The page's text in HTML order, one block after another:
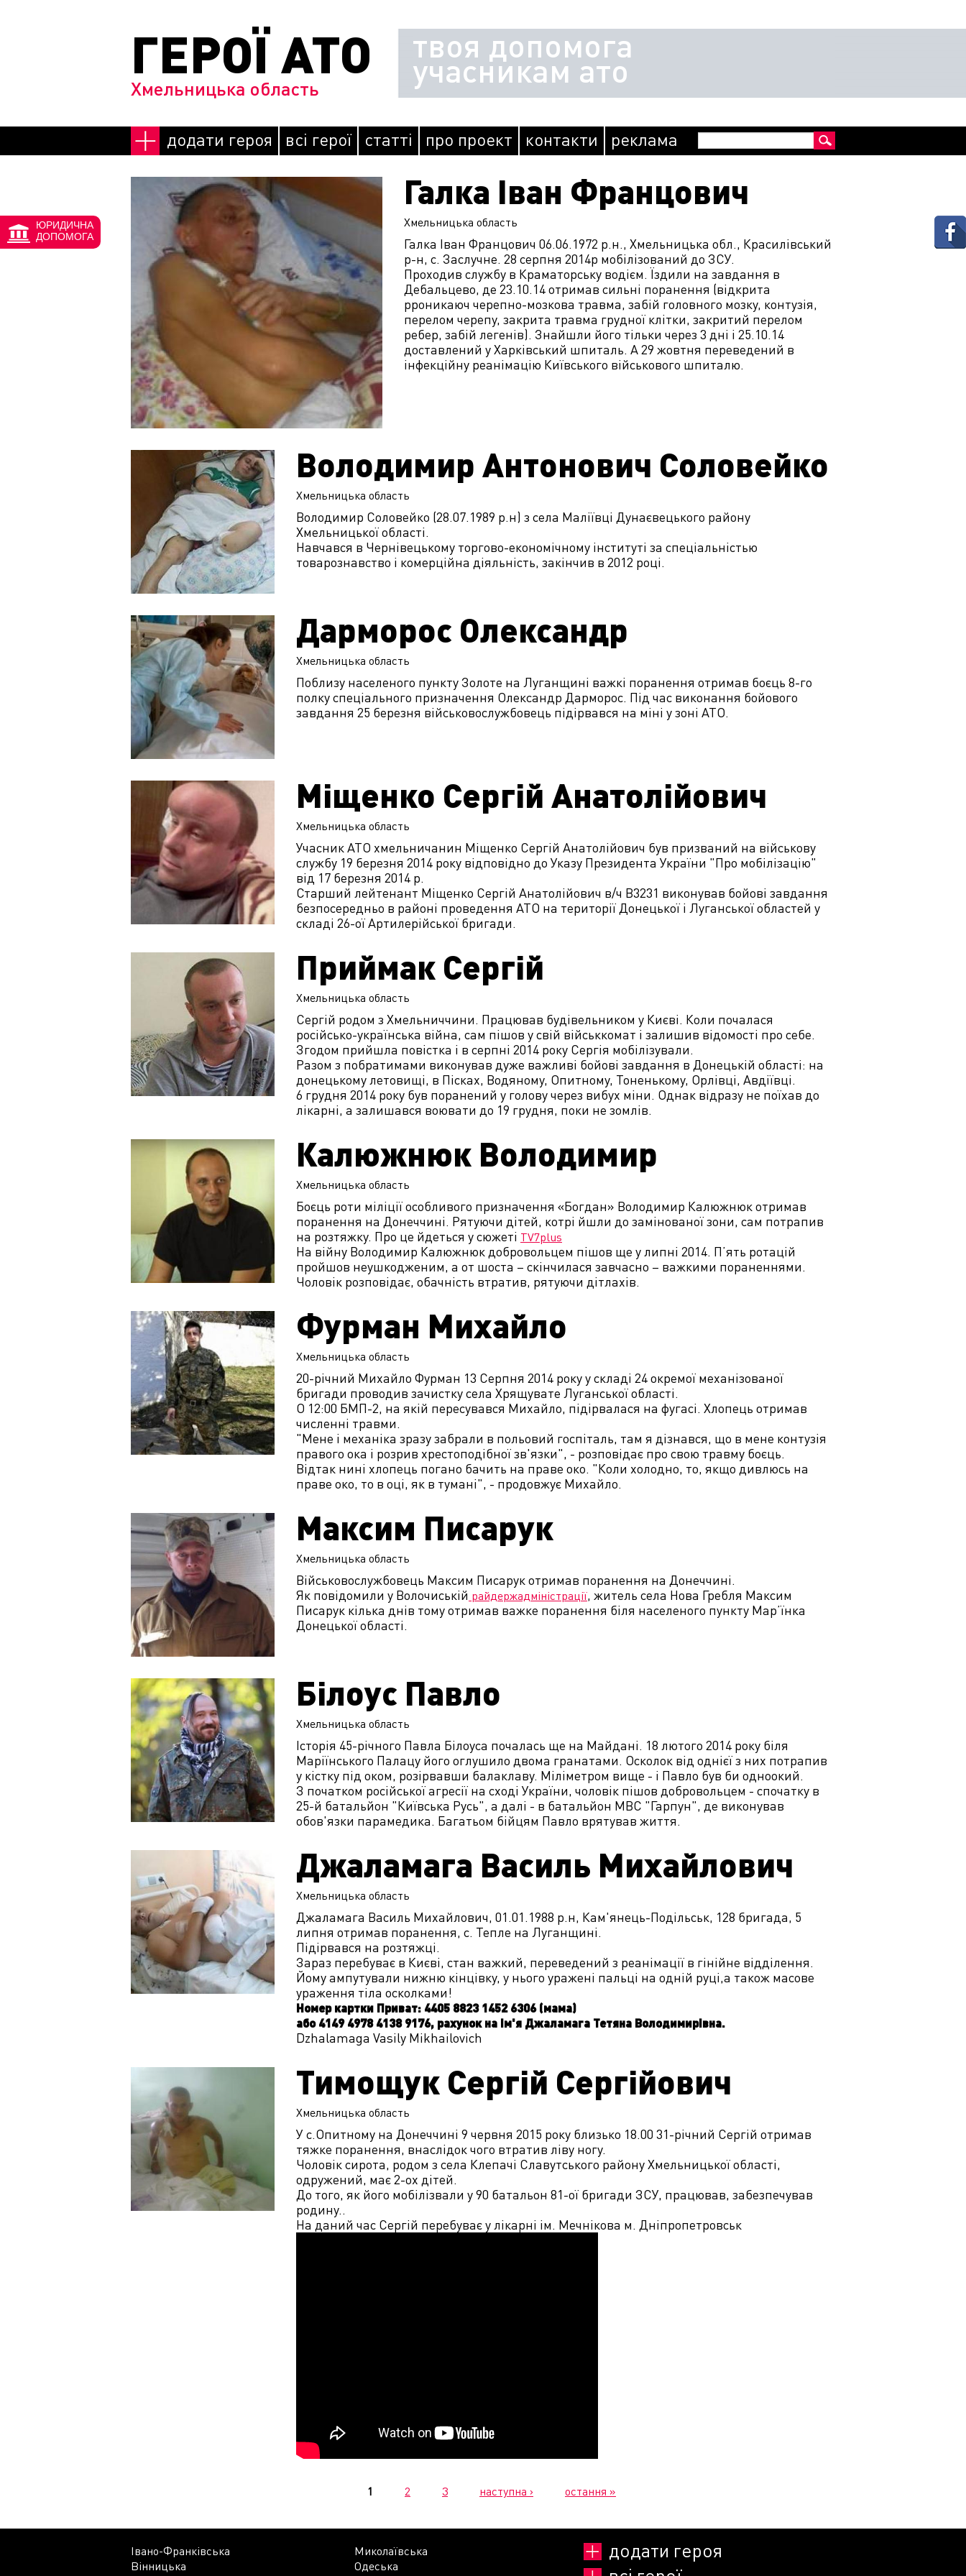
ГЕРОЇ АТО
Хмельницька область
твоя допомога
учасникам ато
додати героя всі герої статті про проект контакти реклама Пошукова
форма
Галка Іван Францович
Хмельницька область
Галка Іван Францович 06.06.1972 р.н., Хмельницька обл., Красилівський
р-н, с. Заслучне. 28 серпня 2014р мобілізований до ЗСУ.
Проходив службу в Краматорську водієм. Їздили на завдання в
Дебальцево, де 23.10.14 отримав сильні поранення (відкрита
рроникаюч черепно-мозкова травма, забій головного мозку, контузія,
перелом черепу, закрита травма грудної клітки, закритий перелом
ребер, забій легенів). Знайшли його тільки через 3 дні і 25.10.14
доставлений у Харківський шпиталь. А 29 жовтня переведений в
інфекційну реанімацію Київського військового шпиталю.
Володимир Антонович Соловейко
Хмельницька область
Володимир Соловейко (28.07.1989 р.н) з села Маліївці Дунаєвецького району
Хмельницької області.
Навчався в Чернівецькому торгово-економічному інституті за спеціальністью
товарознавство і комерційна діяльність, закінчив в 2012 році.
Дарморос Олександр
Хмельницька область
Поблизу населеного пункту Золоте на Луганщині важкі поранення отримав боєць 8-го
полку спеціального призначення Олександр Дарморос. Під час виконання бойового
завдання 25 березня військовослужбовець підірвався на міні у зоні АТО.
Міщенко Сергій Анатолійович
Хмельницька область
Учасник АТО хмельничанин Міщенко Сергій Анатолійович був призваний на військову
службу 19 березня 2014 року відповідно до Указу Президента України "Про мобілізацію"
від 17 березня 2014 р.
Старший лейтенант Міщенко Сергій Анатолійович в/ч В3231 виконував бойові завдання
безпосередньо в районі проведення АТО на території Донецької і Луганської областей у
складі 26-ої Артилерійської бригади.
Приймак Сергій
Хмельницька область
Сергій родом з Хмельниччини. Працював будівельником у Києві. Коли почалася
російсько-українська війна, сам пішов у свій військкомат і залишив відомості про себе.
Згодом прийшла повістка і в серпні 2014 року Сергія мобілізували.
Разом з побратимами виконував дуже важливі бойові завдання в Донецькій області: на
донецькому летовищі, в Пісках, Водяному, Опитному, Тоненькому, Орлівці, Авдіївці.
6 грудня 2014 року був поранений у голову через вибух міни. Однак відразу не поїхав до
лікарні, а залишався воювати до 19 грудня, поки не зомлів.
Калюжнюк Володимир
Хмельницька область
Боєць роти міліції особливого призначення «Богдан» Володимир Калюжнюк отримав
поранення на Донеччині. Рятуючи дітей, котрі йшли до замінованої зони, сам потрапив
на розтяжку. Про це йдеться у сюжеті TV7plus
На війну Володимир Калюжнюк добровольцем пішов ще у липні 2014. П’ять ротацій
пройшов неушкодженим, а от шоста – скінчилася завчасно – важкими пораненнями.
Чоловік розповідає, обачність втратив, рятуючи дітлахів.
Фурман Михайло
Хмельницька область
20-річний Михайло Фурман 13 Серпня 2014 року у складі 24 окремої механізованої
бригади проводив зачистку села Хрящувате Луганської області.
О 12:00 БМП-2, на якій пересувався Михайло, підірвалася на фугасі. Хлопець отримав
численні травми.
"Мене і механіка зразу забрали в польовий госпіталь, там я дізнався, що в мене контузія
правого ока і розрив хрестоподібної зв'язки", - розповідає про свою травму боєць.
Відтак нині хлопець погано бачить на праве око. "Коли холодно, то, якщо дивлюсь на
праве око, то в оці, як в тумані", - продовжує Михайло.
Максим Писарук
Хмельницька область
Військовослужбовець Максим Писарук отримав поранення на Донеччині.
Як повідомили у Волочиській райдержадміністрації, житель села Нова Гребля Максим
Писарук кілька днів тому отримав важке поранення біля населеного пункту Мар’їнка
Донецької області.
Білоус Павло
Хмельницька область
Історія 45-річного Павла Білоуса почалась ще на Майдані. 18 лютого 2014 року біля
Маріїнського Палацу його оглушило двома гранатами. Осколок від однієї з них потрапив
у кістку під оком, розірвавши балаклаву. Міліметром вище - і Павло був би одноокий.
З початком російської агресії на сході України, чоловік пішов добровольцем - спочатку в
25-й батальйон "Київська Русь", а далі - в батальйон МВС "Гарпун", де виконував
обов'язки парамедика. Багатьом бійцям Павло врятував життя.
Джаламага Василь Михайлович
Хмельницька область
Джаламага Василь Михайлович, 01.01.1988 р.н, Кам'янець-Подільськ, 128 бригада, 5
липня отримав поранення, с. Тепле на Луганщині.
Підірвався на розтяжці.
Зараз перебуває в Києві, стан важкий, переведений з реанімації в гінійне відділення.
Йому ампутували нижню кінцівку, у нього уражені пальці на одній руці,а також масове
ураження тіла осколками!
Номер картки Приват: 4405 8823 1452 6306 (мама)
або 4149 4978 4138 9176, рахунок на ім'я Джаламага Тетяна Володимирівна.
Dzhalamaga Vasily Mikhailovich
Тимощук Сергій Сергійович
Хмельницька область
У с.Опитному на Донеччині 9 червня 2015 року близько 18.00 31-річний Сергій отримав
тяжке поранення, внаслідок чого втратив ліву ногу.
Чоловік сирота, родом з села Клепачі Славутського району Хмельницької області,
одружений, має 2-ох дітей.
До того, як його мобілізвали у 90 батальон 81-ої бригади ЗСУ, працював, забезпечував
родину..
На даний час Сергій перебуває у лікарні ім. Мечнікова м. Дніпропетровськ
Сторінки
1 2 3 наступна › остання »
Івано-Франківська
Миколаївська
Вінницька
Одеська
додати героя
ЮРИДИЧНА
ДОПОМОГА